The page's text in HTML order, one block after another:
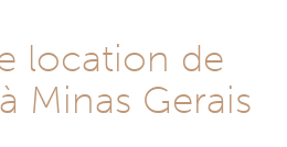
location de
Minas Gerais